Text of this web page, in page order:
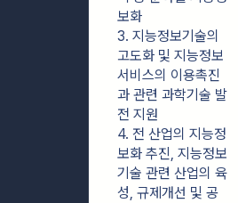
보화
3. 지능정보기술의
고도화 및 지능정보
서비스의 이용촉진
과 관련 과학기술 발
전 지원
4. 전 산업의 지능정
보화 추진, 지능정보
기술 관련 산업의 육
성, 규제개선 및 공